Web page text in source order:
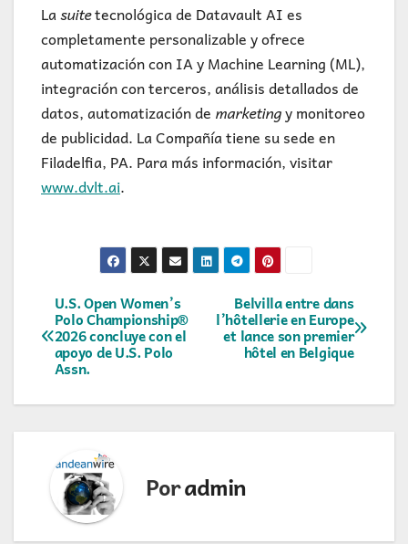
Lasuitetecnológica de Datavault AI es
completamente personalizable y ofrece
automatización con IA y Machine Learning (ML),
integración con terceros, análisis detallados de
datos, automatización de marketingy monitoreo
de publicidad. La Compañía tiene su sede en
Filadelfia, PA. Para más información, visitar
www.dvlt.ai.
Navegación
de
entradas
Belvilla entre dans
l’hôtellerie en Europe
et lance son premier
hôtel en Belgique
U.S. Open Women’s
Polo Championship®
2026 concluye con el
apoyo de U.S. Polo
Assn.
Poradmin